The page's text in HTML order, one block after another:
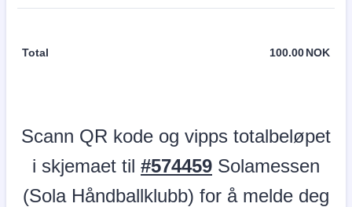
Total 100.00NOK
Scann QR kode og vipps totalbeløpet
i skjemaet til #574459 Solamessen
(Sola Håndballklubb) for å melde deg